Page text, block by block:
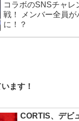
コラボのSNSチャレ
戦！ メンバー全員が
に！？
ます！
CORTIS、デビ